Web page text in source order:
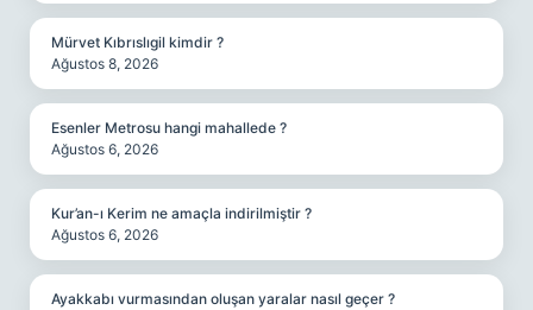
Mürvet Kıbrıslıgil kimdir ?
Ağustos 8, 2026
Esenler Metrosu hangi mahallede ?
Ağustos 6, 2026
Kur’an-ı Kerim ne amaçla indirilmiştir ?
Ağustos 6, 2026
Ayakkabı vurmasından oluşan yaralar nasıl geçer ?